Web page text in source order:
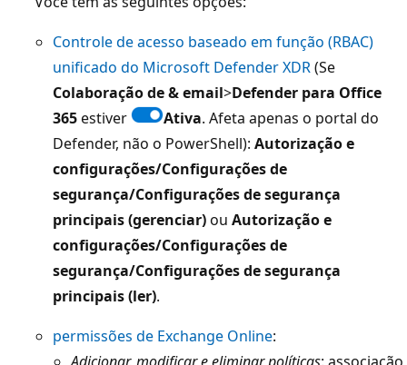
Controle de acesso baseado em função (RBAC)
unificado do Microsoft Defender XDR(Se
Colaboração de & email>Defender para Office
365estiver Ativa. Afeta apenas o portal do
Defender, não o PowerShell): Autorização e
configurações/Configurações de
segurança/Configurações de segurança
principais (gerenciar)ou Autorização e
configurações/Configurações de
segurança/Configurações de segurança
principais (ler).
permissões de Exchange Online:
Adicionar, modificar e eliminar políticas: associação